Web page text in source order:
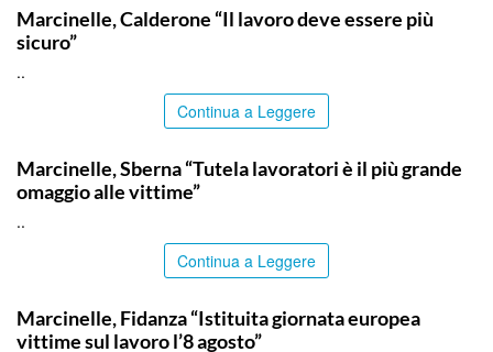
Marcinelle, Calderone “Il lavoro deve essere più
sicuro”
..
Continua a Leggere
Marcinelle, Sberna “Tutela lavoratori è il più grande
omaggio alle vittime”
..
Continua a Leggere
Marcinelle, Fidanza “Istituita giornata europea
vittime sul lavoro l’8 agosto”